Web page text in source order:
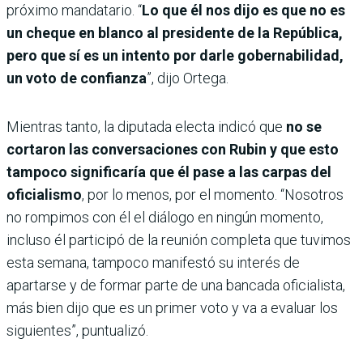
próximo mandatario. “Lo que él nos dijo es que no es
un cheque en blanco al presidente de la República,
pero que sí es un intento por darle gobernabilidad,
un voto de confianza”, dijo Ortega.
Mientras tanto, la diputada electa indicó que no se
cortaron las conversaciones con Rubin y que esto
tampoco significaría que él pase a las carpas del
oficialismo, por lo menos, por el momento. “Nosotros
no rompimos con él el diálogo en ningún momento,
incluso él participó de la reunión completa que tuvimos
esta semana, tampoco manifestó su interés de
apartarse y de formar parte de una bancada oficialista,
más bien dijo que es un primer voto y va a evaluar los
siguientes”, puntualizó.